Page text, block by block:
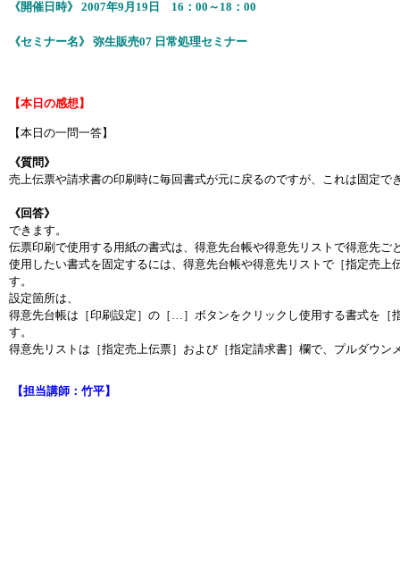
《開催日時》 2007年9月19日 16：00～18：00
《セミナー名》 弥生販売07 日常処理セミナー
【本日の感想】
【本日の一問一答】
《質問》
売上伝票や請求書の印刷時に毎回書式が元に戻るのですが、これは固定で
《回答》
できます。
伝票印刷で使用する用紙の書式は、得意先台帳や得意先リストで得意先
使用したい書式を固定するには、得意先台帳や得意先リストで［指定売
す。
設定箇所は、
得意先台帳は［印刷設定］の［…］ボタンをクリックし使用する書式を［
す。
得意先リストは［指定売上伝票］および［指定請求書］欄で、プルダウン
【担当講師：竹平】